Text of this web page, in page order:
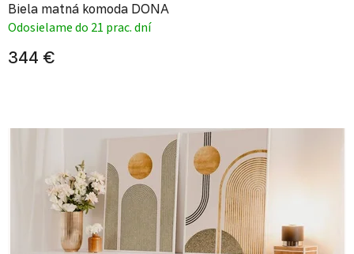
Biela matná komoda DONA
Odosielame do 21 prac. dní
344 €